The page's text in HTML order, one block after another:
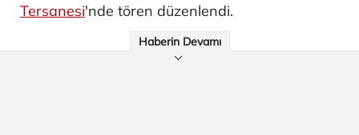
Tersanesi'nde tören düzenlendi.
Haberin Devamı